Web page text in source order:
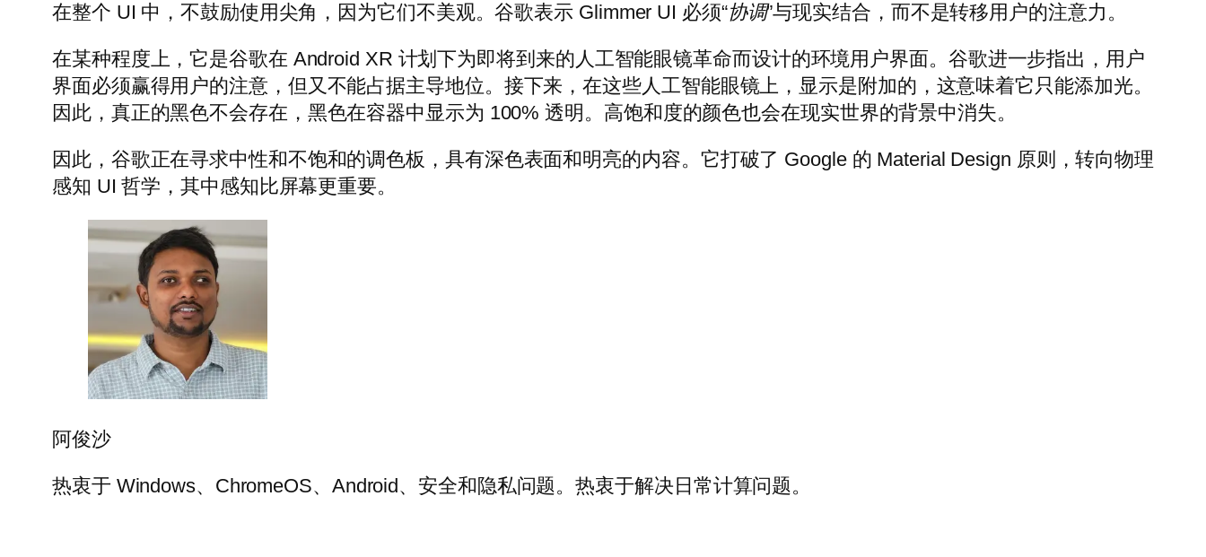
在整个 UI 中，不鼓励使用尖角，因为它们不美观。谷歌表示 Glimmer UI 必须“协调”与现实结合，而不是转移用户的注意力。
在某种程度上，它是谷歌在 Android XR 计划下为即将到来的人工智能眼镜革命而设计的环境用户界面。谷歌进一步指出，用户
界面必须赢得用户的注意，但又不能占据主导地位。接下来，在这些人工智能眼镜上，显示是附加的，这意味着它只能添加光。
因此，真正的黑色不会存在，黑色在容器中显示为 100% 透明。高饱和度的颜色也会在现实世界的背景中消失。
因此，谷歌正在寻求中性和不饱和的调色板，具有深色表面和明亮的内容。它打破了 Google 的 Material Design 原则，转向物理
感知 UI 哲学，其中感知比屏幕更重要。
阿俊沙
热衷于 Windows、ChromeOS、Android、安全和隐私问题。热衷于解决日常计算问题。